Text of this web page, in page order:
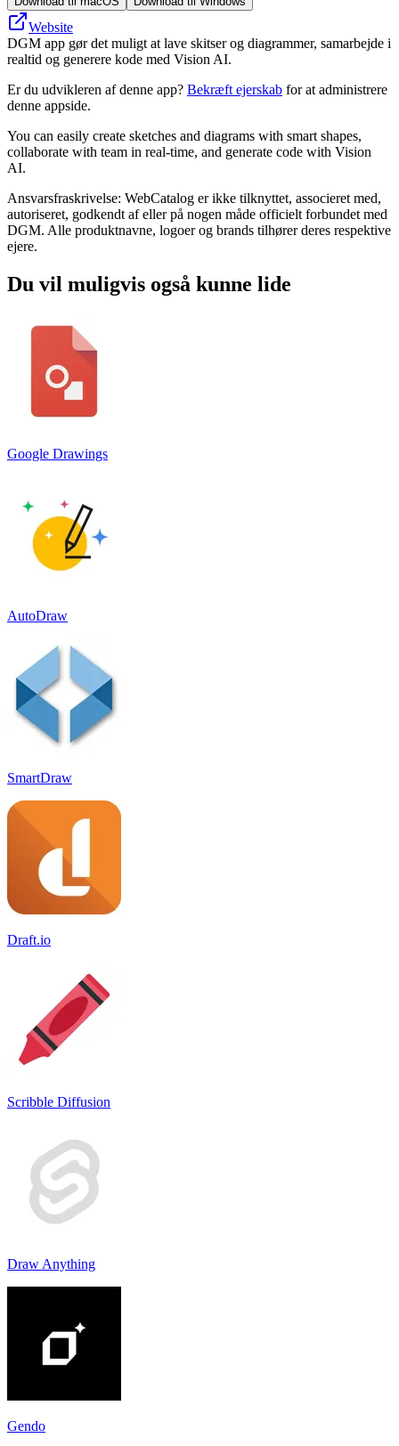
Website
DGM app gør det muligt at lave skitser og diagrammer, samarbejde i
realtid og generere kode med Vision AI.
Er du udvikleren af denne app? Bekræft ejerskab for at administrere
denne appside.
You can easily create sketches and diagrams with smart shapes,
collaborate with team in real-time, and generate code with Vision
AI.
Ansvarsfraskrivelse: WebCatalog er ikke tilknyttet, associeret med,
autoriseret, godkendt af eller på nogen måde officielt forbundet med
DGM. Alle produktnavne, logoer og brands tilhører deres respektive
ejere.
Du vil muligvis også kunne lide
Google Drawings
AutoDraw
SmartDraw
Draft.io
Scribble Diffusion
Draw Anything
Gendo